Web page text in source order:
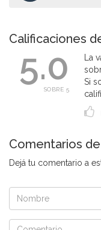
Calificaciones
5.0
SOBRE 5
La
Si
Comentarios
Dejá tu comentario a